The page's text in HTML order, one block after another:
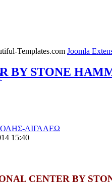
Templates.com Joomla
BY STONE
ΑΙΓΑΛΕΩ
15:40
CENTER BY